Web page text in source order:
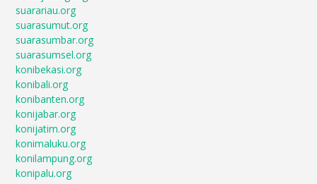
suarariau.org
suarasumut.org
suarasumbar.org
suarasumsel.org
konibekasi.org
konibali.org
konibanten.org
konijabar.org
konijatim.org
konimaluku.org
konilampung.org
konipalu.org